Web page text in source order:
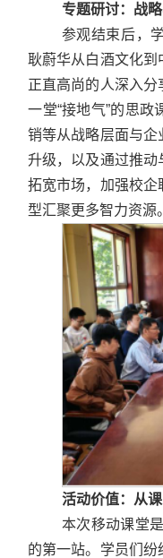
专题研讨：战
参观结束后，
耿蔚华从白酒文化到
正直高尚的人深入分
一堂“接地气”的思
销等从战略层面与企
升级，以及通过推动
拓宽市场，加强校企
型汇聚更多智力资源。
活动价值：从
本次移动课堂
的第一站。学员们纷